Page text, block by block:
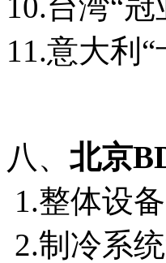
11.意大利
八、 北京
1.整体设
2.制冷系